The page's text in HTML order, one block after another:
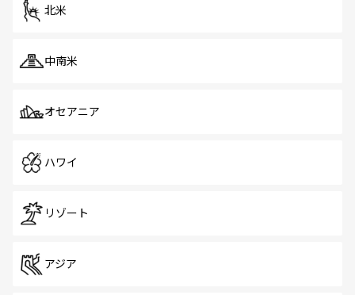
北米
中南米
オセアニア
ハワイ
リゾート
アジア